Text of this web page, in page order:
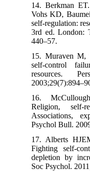
14. Berkman
Vohs KD,
self-regulation:
3rd ed.
440–57.
15. Muraven
self-control
resources.
16.
Religion, self-
Associations,
Psychol Bull.
17. Alberts
Fighting self-
depletion by
Soc Psychol.